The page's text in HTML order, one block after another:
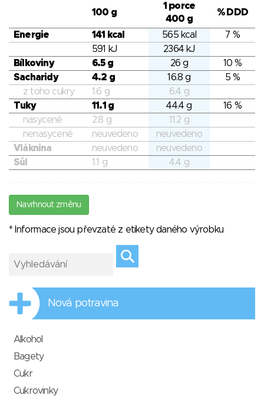
100 g
1 porce
400 g
% DDD
Energie 141 kcal 565 kcal
7 %
591 kJ
2364 kJ
Bílkoviny
6.5 g 26 g
10 %
Sacharidy
4.2 g 16.8 g
5 %
z toho cukry
1.6 g
6.4 g
Tuky
11.1 g 44.4 g
16 %
nasycené
2.8 g
11.2 g
nenasycené
neuvedeno
neuvedeno
Vláknina
neuvedeno
neuvedeno
Sůl
1.1 g 4.4 g
Navrhnout změnu
* Informace jsou převzaté z etikety daného výrobku
Nová potravina
Alkohol
Bagety
Cukr
Cukrovinky